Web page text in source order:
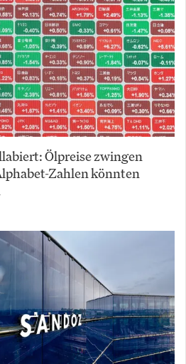
Ölpreise zwingen
Zahlen könnten